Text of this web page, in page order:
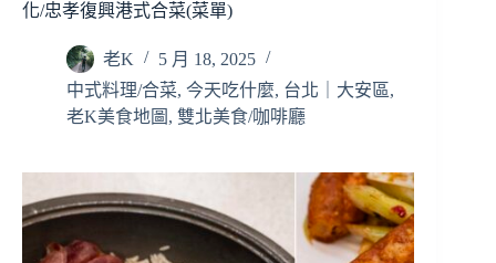
化/忠孝復興港式合菜(菜單)
老K
5 月 18, 2025
中式料理/合菜, 今天吃什麼, 台北｜大安區,
老K美食地圖 , 雙北美食/咖啡廳